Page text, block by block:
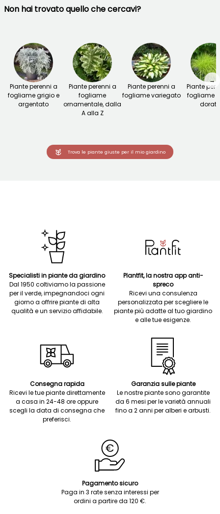
Non hai trovato quello che cercavi?
Piante perenni a
fogliame grigio e
argentato
Piante perenni a
fogliame
ornamentale, dalla
A alla Z
Piante perenni a
fogliame variegato
Piante
fogliame
dorato
→
Trova le piante giuste per il mio giardino
Specialisti in piante da giardino
Dal 1950 coltiviamo la passione
per il verde, impegnandoci ogni
giorno a offrire piante di alta
qualità e un servizio affidabile.
Plantfit, la nostra app anti-
spreco
Ricevi una consulenza
personalizzata per scegliere le
piante più adatte al tuo giardino
e alle tue esigenze.
Consegna rapida
Ricevi le tue piante direttamente
a casa in 24-48 ore oppure
scegli la data di consegna che
preferisci.
Garanzia sulle piante
Le nostre piante sono garantite
da 6 mesi per le varietà annuali
fino a 2 anni per alberi e arbusti.
Pagamento sicuro
Paga in 3 rate senza interessi per
ordini a partire da 120 €.